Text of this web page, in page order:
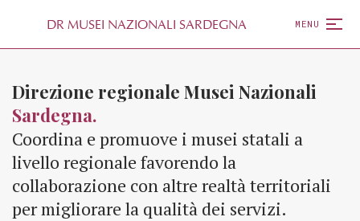
DR MUSEI NAZIONALI SARDEGNA MENU
Direzione regionale Musei Nazionali
Sardegna.
Coordina e promuove i musei statali a
livello regionale favorendo la
collaborazione con altre realtà territoriali
per migliorare la qualità dei servizi.